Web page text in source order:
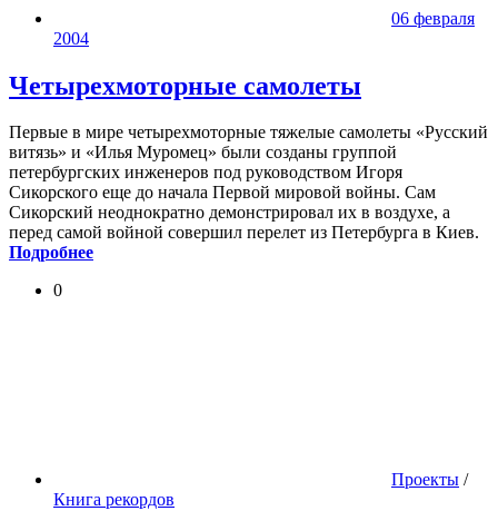
06 февраля
2004
Четырехмоторные самолеты
Первые в мире четырехмоторные тяжелые самолеты «Русский
витязь» и «Илья Муромец» были созданы группой
петербургских инженеров под руководством Игоря
Сикорского еще до начала Первой мировой войны. Сам
Сикорский неоднократно демонстрировал их в воздухе, а
перед самой войной совершил перелет из Петербурга в Киев.
Подробнее
0
Проекты /
Книга рекордов